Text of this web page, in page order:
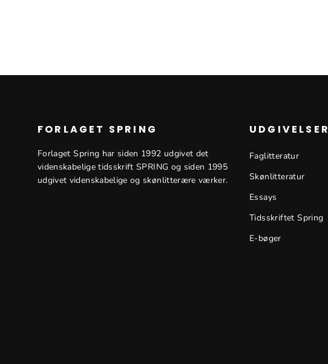
FORLAGET SPRING
Forlaget Spring har siden 1992 udgivet det
videnskabelige tidsskrift SPRING og siden 1995
udgivet videnskabelige og skønlitterære værker.
UDGIVELSER
Faglitteratur
Skønlitteratur
Essays
Tidsskriftet Spring
E-bøger